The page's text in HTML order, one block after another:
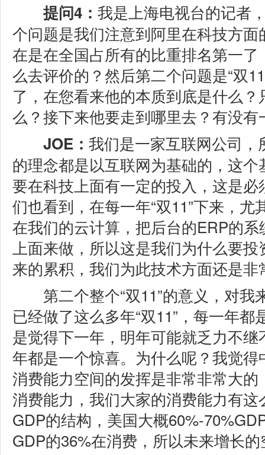
提问4： 我是上海电视台的记者
个问题是我们注意到阿里在科技方
在是在全国占所有的比重排名第一
么去评价的？然后第二个问题是“双
了，在您看来他的本质到底是什么
么？接下来他要走到哪里去？有没
JOE： 我们是一家互联网公司
的理念都是以互联网为基础的，这
要在科技上面有一定的投入，这是
们也看到，在每一年“双11”下来，
在我们的云计算，把后台的ERP的
上面来做，所以这是我们为什么要
来的累积，我们为此技术方面还是非
第二个整个“双11”的意义，对我
已经做了这么多年“双11”，每一年
是觉得下一年，明年可能就乏力不
年都是一个惊喜。为什么呢？我觉
消费能力空间的发挥是非常非常大
消费能力，我们大家的消费能力有
GDP的结构，美国大概60%-
GDP的36%在消费，所以未来增长